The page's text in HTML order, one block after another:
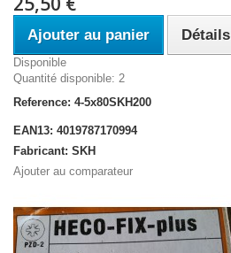
Ajouter au panier Détails
Disponible
Quantité disponible: 2
Reference: 4-5x80SKH200
EAN13: 4019787170994
Fabricant: SKH
Ajouter au comparateur